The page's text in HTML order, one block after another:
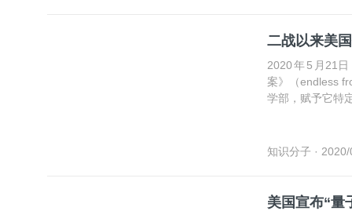
二战以来美
2020 年 5 月21
案》（endless
学部，赋予它特
美国当前技术政
知识分子 ·
美国宣布“量